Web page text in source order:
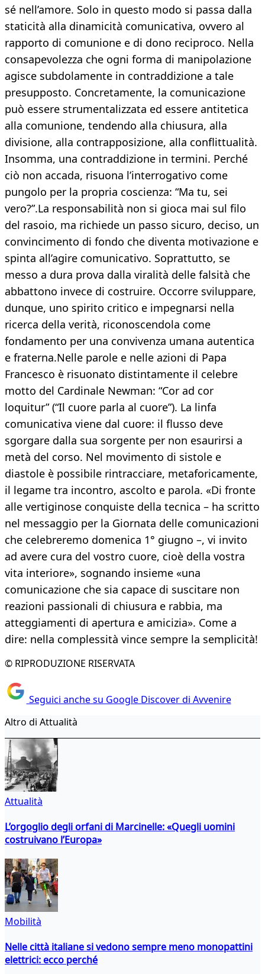
sé nell’amore. Solo in questo modo si passa dalla
staticità alla dinamicità comunicativa, ovvero al
rapporto di comunione e di dono reciproco. Nella
consapevolezza che ogni forma di manipolazione
agisce subdolamente in contraddizione a tale
presupposto. Concretamente, la comunicazione
può essere strumentalizzata ed essere antitetica
alla comunione, tendendo alla chiusura, alla
divisione, alla contrapposizione, alla conflittualità.
Insomma, una contraddizione in termini. Perché
ciò non accada, risuona l’interrogativo come
pungolo per la propria coscienza: “Ma tu, sei
vero?”.La responsabilità non si gioca mai sul filo
del rasoio, ma richiede un passo sicuro, deciso, un
convincimento di fondo che diventa motivazione e
spinta all’agire comunicativo. Soprattutto, se
messo a dura prova dalla viralità delle falsità che
abbattono invece di costruire. Occorre sviluppare,
dunque, uno spirito critico e impegnarsi nella
ricerca della verità, riconoscendola come
fondamento per una convivenza umana autentica
e fraterna.Nelle parole e nelle azioni di Papa
Francesco è risuonato distintamente il celebre
motto del Cardinale Newman: “Cor ad cor
loquitur” (“Il cuore parla al cuore”). La linfa
comunicativa viene dal cuore: il flusso deve
sgorgare dalla sua sorgente per non esaurirsi a
metà del corso. Nel movimento di sistole e
diastole è possibile rintracciare, metaforicamente,
il legame tra incontro, ascolto e parola. «Di fronte
alle vertiginose conquiste della tecnica – ha scritto
nel messaggio per la Giornata delle comunicazioni
che celebreremo domenica 1° giugno –, vi invito
ad avere cura del vostro cuore, cioè della vostra
vita interiore», sognando insieme «una
comunicazione che sia capace di suscitare non
reazioni passionali di chiusura e rabbia, ma
atteggiamenti di apertura e amicizia». Come a
dire: nella complessità vince sempre la semplicità!
© RIPRODUZIONE RISERVATA
Seguici anche su Google Discover di Avvenire
Altro di Attualità
Attualità
L’orgoglio degli orfani di Marcinelle: «Quegli uomini
costruivano l’Europa»
Mobilità
Nelle città italiane si vedono sempre meno monopattini
elettrici: ecco perché